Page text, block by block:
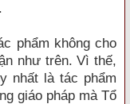
phẩm không cho
như trên. Vì thế,
nhất là tác phẩm
giáo pháp mà Tổ